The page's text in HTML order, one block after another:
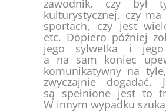
zawodnik, czy był
kulturystycznej, czy
sportach, czy jest
etc. Dopiero później
jego sylwetka i jego
a na sam koniec
komunikatywny na
zwyczajnie dogadać.
są spełnione jest to
W innym wypadku